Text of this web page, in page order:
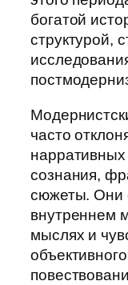
богатой
структурой,
часто
нарративных
сознания,
сюжеты. Они
внутреннем
мыслях и